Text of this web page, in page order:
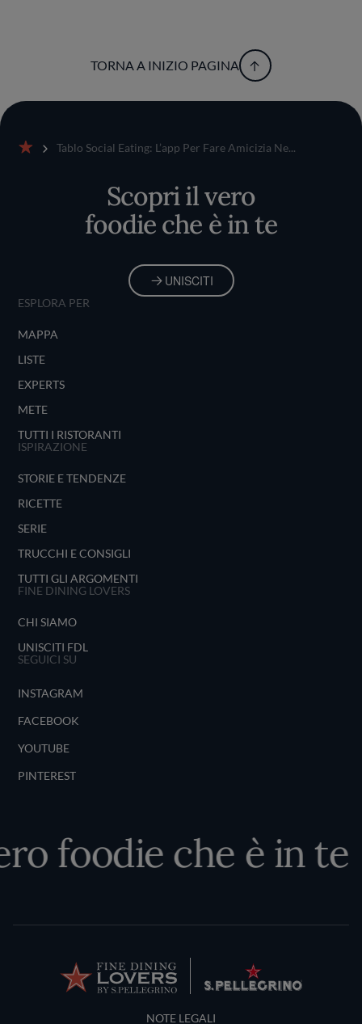
TORNA A INIZIO PAGINA
Tablo Social Eating: L’app Per Fare Amicizia Ne...
Scopri il vero
foodie che è in te
UNISCITI
ESPLORA PER
MAPPA
LISTE
EXPERTS
METE
TUTTI I RISTORANTI
ISPIRAZIONE
STORIE E TENDENZE
RICETTE
SERIE
TRUCCHI E CONSIGLI
TUTTI GLI ARGOMENTI
FINE DINING LOVERS
CHI SIAMO
UNISCITI FDL
SEGUICI SU
INSTAGRAM
FACEBOOK
YOUTUBE
PINTEREST
foodie che è in te
Terms and Conditions
NOTE LEGALI